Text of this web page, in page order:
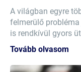
A világban egyre
felmerülő
is rendkívül gyors
Tovább olvasom